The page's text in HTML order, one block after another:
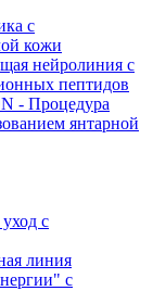
с
кожи
нейролиния с
пептидов
- Процедура
янтарной
с
линия
с